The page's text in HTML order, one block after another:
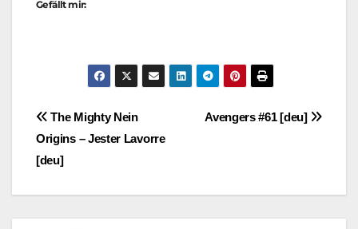
Gefällt mir:
Beitragsnavigation
Avengers #61 [deu]
The Mighty Nein
Origins – Jester Lavorre
[deu]